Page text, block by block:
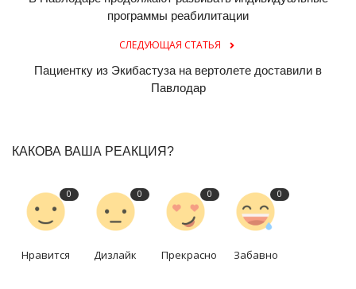
программы реабилитации
СЛЕДУЮЩАЯ СТАТЬЯ
Пациентку из Экибастуза на вертолете доставили в
Павлодар
КАКОВА ВАША РЕАКЦИЯ?
0
Нравится
0
Дизлайк
0
Прекрасно
0
Забавно